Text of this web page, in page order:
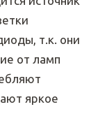
т.к. они
от ламп
яркое